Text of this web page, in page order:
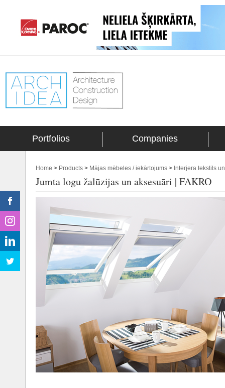
Portfolios Companies
Home > Products > Mājas mēbeles / iekārtojums > Interjera tekstils
Jumta logu žalūzijas un aksesuāri | FAKRO